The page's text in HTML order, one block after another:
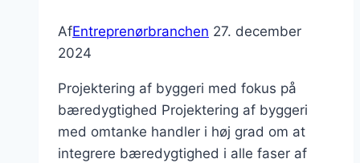
AfEntreprenørbranchen 27. december
2024
Projektering af byggeri med fokus på
bæredygtighed Projektering af byggeri
med omtanke handler i høj grad om at
integrere bæredygtighed i alle faser af